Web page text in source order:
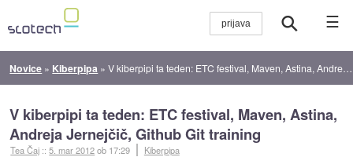
☰
Novice » Kiberpipa »V kiberpipi ta teden: ETC festival, Maven, Astina, Andreja Jernejčič, Github Git training
V kiberpipi ta teden: ETC festival, Maven, Astina,
Andreja Jernejčič, Github Git training
Tea Čaj ::5. mar 2012ob 17:29 Kiberpipa